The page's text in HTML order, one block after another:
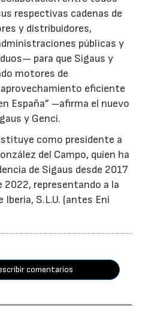
respectivas cadenas de
y distribuidores,
públicas y
para que Sigaus y
motores de
eficiente
España” –afirma el nuevo
y Genci.
como presidente a
del Campo, quien ha
de Sigaus desde 2017
2022, representando a la
Iberia, S.L.U. (antes Eni
comentarios